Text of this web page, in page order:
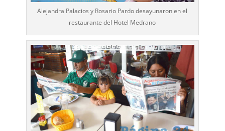
Alejandra Palacios y Rosario Pardo desayunaron en el
restaurante del Hotel Medrano